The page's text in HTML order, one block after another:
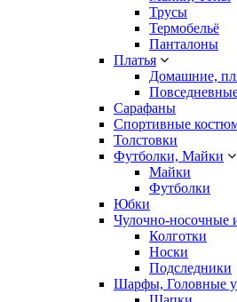
Трусы
Термобельё
Панталоны
Платья
Домашние,
Сарафаны
Спортивные
Толстовки
Футболки, Майки
Майки
Футболки
Юбки
Чулочно-носочные
Колготки
Носки
Подследники
Шарфы, Головные